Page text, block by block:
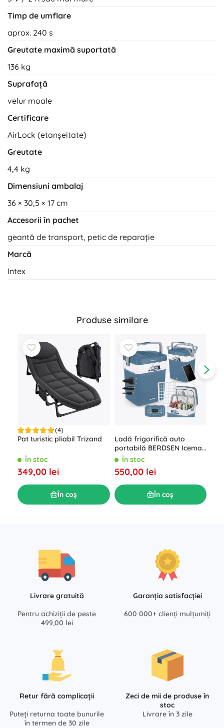
Timp de umflare
aprox. 240 s
Greutate maximă suportată
136 kg
Suprafață
velur moale
Certificare
AirLock (etanșeitate)
Greutate
4,4 kg
Dimensiuni ambalaj
36 × 30,5 × 17 cm
Accesorii în pachet
geantă de transport, petic de reparație
Marcă
Intex
Produse similare
(4)
Pat turistic pliabil Trizand
În stoc
349,00 lei
În coș
Ladă frigorifică auto
portabilă BERDSEN Icemax
29 l cu modul ECO –
În stoc
550,00 lei
În coș
Livrare gratuită
Pentru achiziții de peste
499,00 lei
Garanția satisfacției
600 000+ clienți mulțumiți
Retur fără complicații
Puteți returna toate bunurile
în termen de 30 zile
Zeci de mii de produse în
stoc
Livrare în 3 zile